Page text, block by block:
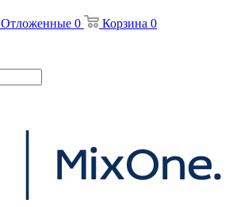
Отложенные 0 Корзина 0